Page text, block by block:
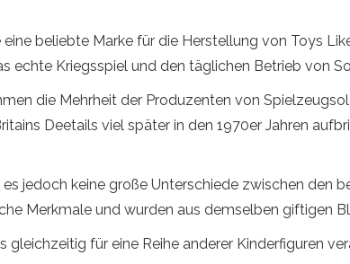
beliebte Marke für die Herstellung von Toys
echte Kriegsspiel und den täglichen Betrieb von
die Mehrheit der Produzenten von
Deetails viel später in den 1970er Jahren
jedoch keine große Unterschiede zwischen den
Merkmale und wurden aus demselben giftigen
gleichzeitig für eine Reihe anderer Kinderfiguren